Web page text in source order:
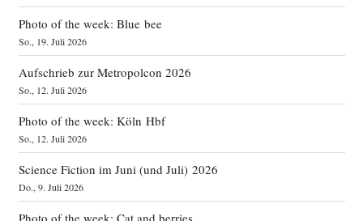
Photo of the week: Blue bee
So., 19. Juli 2026
Aufschrieb zur Metropolcon 2026
So., 12. Juli 2026
Photo of the week: Köln Hbf
So., 12. Juli 2026
Science Fiction im Juni (und Juli) 2026
Do., 9. Juli 2026
Photo of the week: Cat and berries